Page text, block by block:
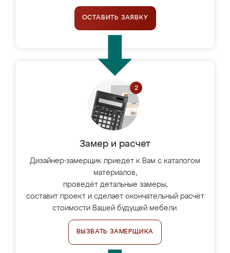
ОСТАВИТЬ ЗАЯВКУ
Замер и расчет
Дизайнер-замерщик приедет к Вам с каталогом
материалов,
проведёт детальные замеры,
составит проект и сделает окончательный расчёт
стоимости Вашей будущей мебели.
ВЫЗВАТЬ ЗАМЕРЩИКА